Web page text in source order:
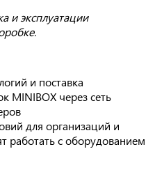
и эксплуатации
и поставка
MINIBOX через сеть
для организаций и
работать с оборудованием